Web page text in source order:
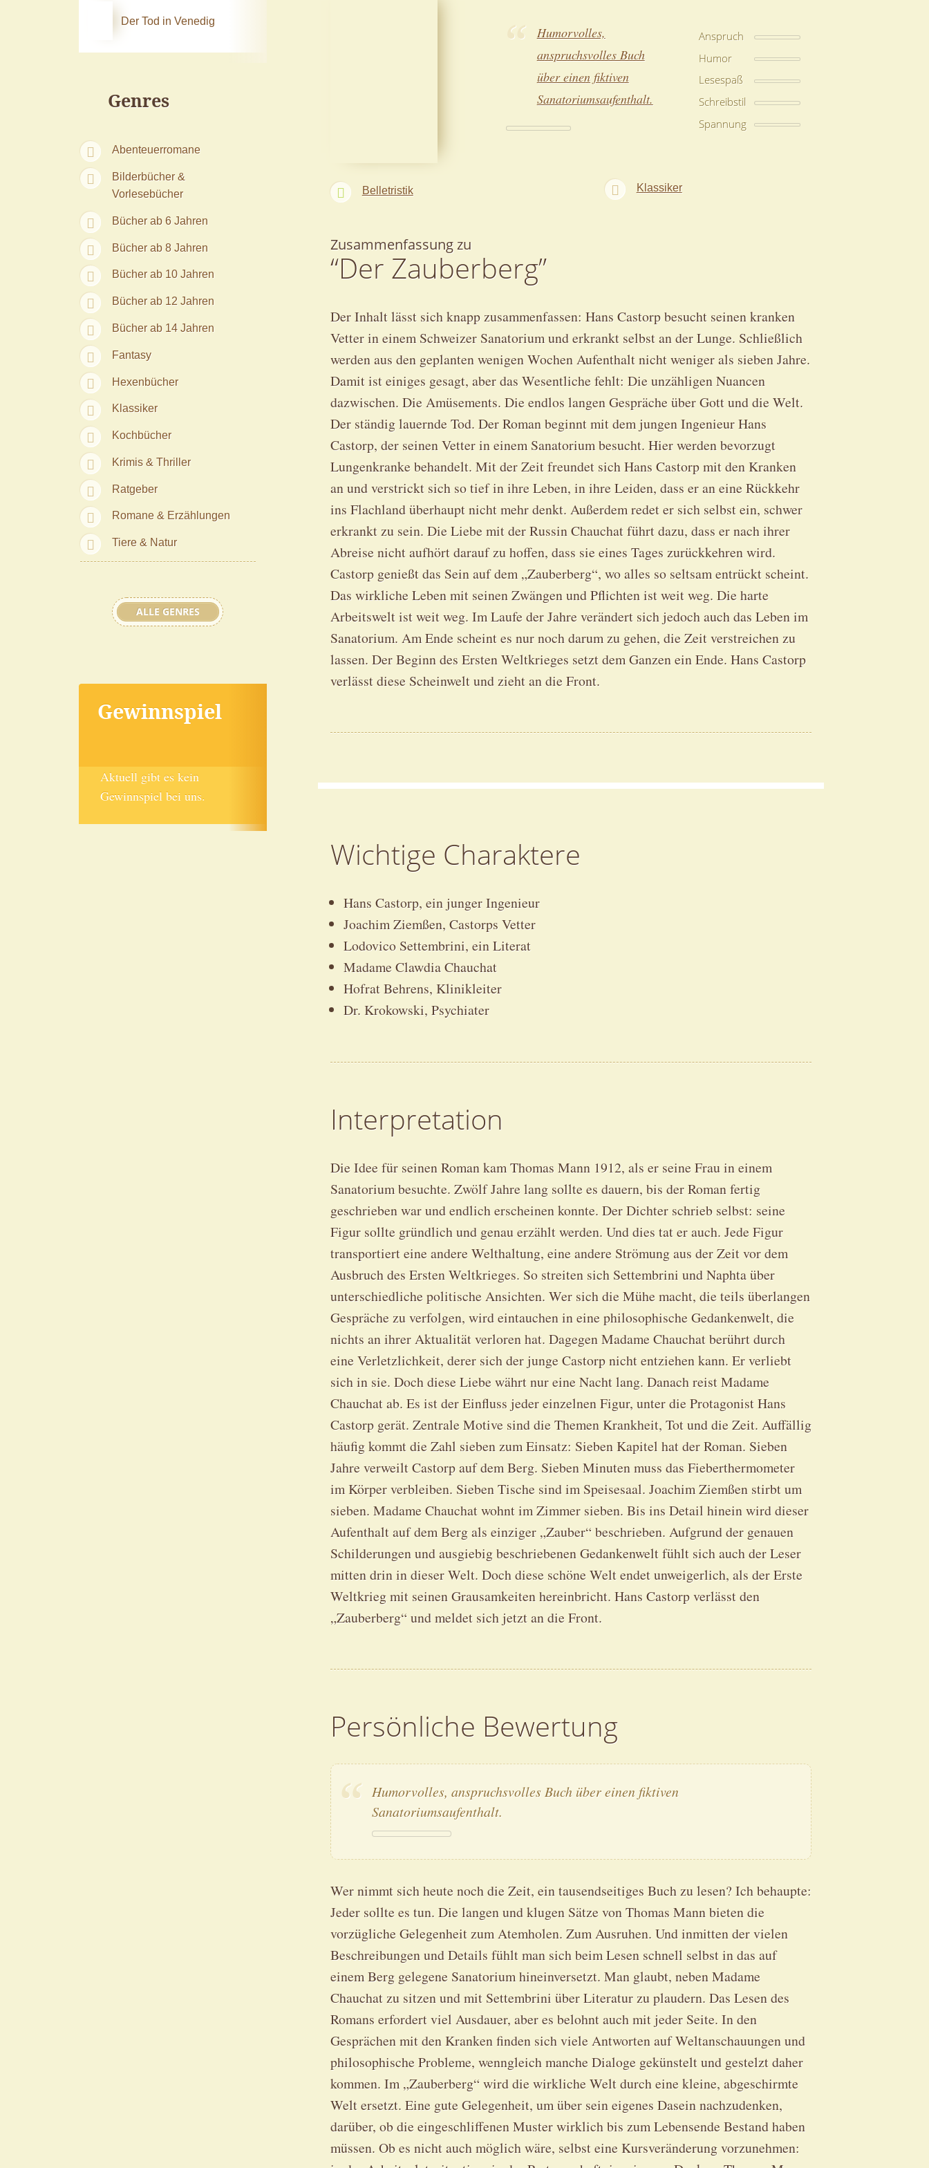
Der Tod in Venedig
Genres
Abenteuerromane
Bilderbücher &
Vorlesebücher
Bücher ab 6 Jahren
Bücher ab 8 Jahren
Bücher ab 10 Jahren
Bücher ab 12 Jahren
Bücher ab 14 Jahren
Fantasy
Hexenbücher
Klassiker
Kochbücher
Krimis & Thriller
Ratgeber
Romane & Erzählungen
Tiere & Natur
ALLE GENRES
Gewinnspiel
Aktuell gibt es kein
Gewinnspiel bei uns.
Belletristik
Humorvolles,
anspruchsvolles Buch
über einen fiktiven
Sanatoriumsaufenthalt.
Anspruch
Humor
Lesespaß
Schreibstil
Spannung
Klassiker
Zusammenfassung zu
“Der Zauberberg”
Der Inhalt lässt sich knapp zusammenfassen: Hans Castorp besucht seinen kranken
Vetter in einem Schweizer Sanatorium und erkrankt selbst an der Lunge. Schließlich
werden aus den geplanten wenigen Wochen Aufenthalt nicht weniger als sieben Jahre.
Damit ist einiges gesagt, aber das Wesentliche fehlt: Die unzähligen Nuancen
dazwischen. Die Amüsements. Die endlos langen Gespräche über Gott und die Welt.
Der ständig lauernde Tod. Der Roman beginnt mit dem jungen Ingenieur Hans
Castorp, der seinen Vetter in einem Sanatorium besucht. Hier werden bevorzugt
Lungenkranke behandelt. Mit der Zeit freundet sich Hans Castorp mit den Kranken
an und verstrickt sich so tief in ihre Leben, in ihre Leiden, dass er an eine Rückkehr
ins Flachland überhaupt nicht mehr denkt. Außerdem redet er sich selbst ein, schwer
erkrankt zu sein. Die Liebe mit der Russin Chauchat führt dazu, dass er nach ihrer
Abreise nicht aufhört darauf zu hoffen, dass sie eines Tages zurückkehren wird.
Castorp genießt das Sein auf dem „Zauberberg“, wo alles so seltsam entrückt scheint.
Das wirkliche Leben mit seinen Zwängen und Pflichten ist weit weg. Die harte
Arbeitswelt ist weit weg. Im Laufe der Jahre verändert sich jedoch auch das Leben im
Sanatorium. Am Ende scheint es nur noch darum zu gehen, die Zeit verstreichen zu
lassen. Der Beginn des Ersten Weltkrieges setzt dem Ganzen ein Ende. Hans Castorp
verlässt diese Scheinwelt und zieht an die Front.
Wichtige Charaktere
Hans Castorp, ein junger Ingenieur
Joachim Ziemßen, Castorps Vetter
Lodovico Settembrini, ein Literat
Madame Clawdia Chauchat
Hofrat Behrens, Klinikleiter
Dr. Krokowski, Psychiater
Interpretation
Die Idee für seinen Roman kam Thomas Mann 1912, als er seine Frau in einem
Sanatorium besuchte. Zwölf Jahre lang sollte es dauern, bis der Roman fertig
geschrieben war und endlich erscheinen konnte. Der Dichter schrieb selbst: seine
Figur sollte gründlich und genau erzählt werden. Und dies tat er auch. Jede Figur
transportiert eine andere Welthaltung, eine andere Strömung aus der Zeit vor dem
Ausbruch des Ersten Weltkrieges. So streiten sich Settembrini und Naphta über
unterschiedliche politische Ansichten. Wer sich die Mühe macht, die teils überlangen
Gespräche zu verfolgen, wird eintauchen in eine philosophische Gedankenwelt, die
nichts an ihrer Aktualität verloren hat. Dagegen Madame Chauchat berührt durch
eine Verletzlichkeit, derer sich der junge Castorp nicht entziehen kann. Er verliebt
sich in sie. Doch diese Liebe währt nur eine Nacht lang. Danach reist Madame
Chauchat ab. Es ist der Einfluss jeder einzelnen Figur, unter die Protagonist Hans
Castorp gerät. Zentrale Motive sind die Themen Krankheit, Tot und die Zeit. Auffällig
häufig kommt die Zahl sieben zum Einsatz: Sieben Kapitel hat der Roman. Sieben
Jahre verweilt Castorp auf dem Berg. Sieben Minuten muss das Fieberthermometer
im Körper verbleiben. Sieben Tische sind im Speisesaal. Joachim Ziemßen stirbt um
sieben. Madame Chauchat wohnt im Zimmer sieben. Bis ins Detail hinein wird dieser
Aufenthalt auf dem Berg als einziger „Zauber“ beschrieben. Aufgrund der genauen
Schilderungen und ausgiebig beschriebenen Gedankenwelt fühlt sich auch der Leser
mitten drin in dieser Welt. Doch diese schöne Welt endet unweigerlich, als der Erste
Weltkrieg mit seinen Grausamkeiten hereinbricht. Hans Castorp verlässt den
„Zauberberg“ und meldet sich jetzt an die Front.
Persönliche Bewertung
Humorvolles, anspruchsvolles Buch über einen fiktiven
Sanatoriumsaufenthalt.
Wer nimmt sich heute noch die Zeit, ein tausendseitiges Buch zu lesen? Ich behaupte:
Jeder sollte es tun. Die langen und klugen Sätze von Thomas Mann bieten die
vorzügliche Gelegenheit zum Atemholen. Zum Ausruhen. Und inmitten der vielen
Beschreibungen und Details fühlt man sich beim Lesen schnell selbst in das auf
einem Berg gelegene Sanatorium hineinversetzt. Man glaubt, neben Madame
Chauchat zu sitzen und mit Settembrini über Literatur zu plaudern. Das Lesen des
Romans erfordert viel Ausdauer, aber es belohnt auch mit jeder Seite. In den
Gesprächen mit den Kranken finden sich viele Antworten auf Weltanschauungen und
philosophische Probleme, wenngleich manche Dialoge gekünstelt und gestelzt daher
kommen. Im „Zauberberg“ wird die wirkliche Welt durch eine kleine, abgeschirmte
Welt ersetzt. Eine gute Gelegenheit, um über sein eigenes Dasein nachzudenken,
darüber, ob die eingeschliffenen Muster wirklich bis zum Lebensende Bestand haben
müssen. Ob es nicht auch möglich wäre, selbst eine Kursveränderung vorzunehmen: